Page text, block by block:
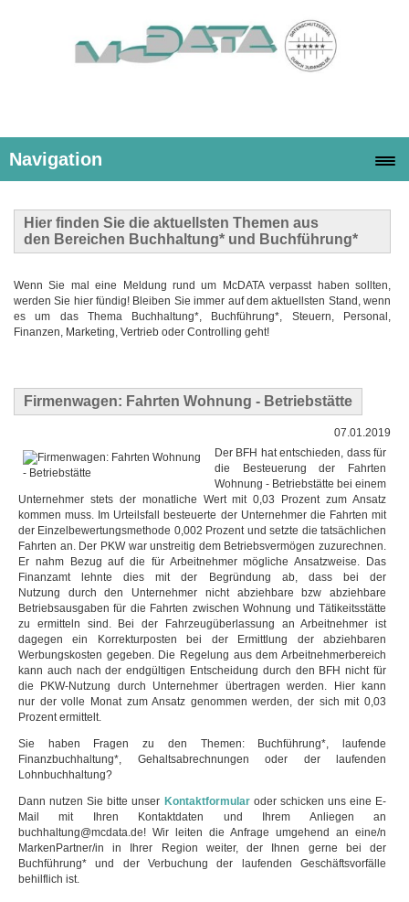
Navigation
Hier finden Sie die aktuellsten Themen aus
den Bereichen Buchhaltung* und Buchführung*
Wenn Sie mal eine Meldung rund um McDATA verpasst haben sollten,
werden Sie hier fündig! Bleiben Sie immer auf dem aktuellsten Stand, wenn
es um das Thema Buchhaltung*, Buchführung*, Steuern, Personal,
Finanzen, Marketing, Vertrieb oder Controlling geht!
Firmenwagen: Fahrten Wohnung - Betriebstätte
07.01.2019
Der BFH hat entschieden, dass für
die Besteuerung der Fahrten
Wohnung - Betriebstätte bei einem
Unternehmer stets der monatliche Wert mit 0,03 Prozent zum Ansatz
kommen muss. Im Urteilsfall besteuerte der Unternehmer die Fahrten mit
der Einzelbewertungsmethode 0,002 Prozent und setzte die tatsächlichen
Fahrten an. Der PKW war unstreitig dem Betriebsvermögen zuzurechnen.
Er nahm Bezug auf die für Arbeitnehmer mögliche Ansatzweise. Das
Finanzamt lehnte dies mit der Begründung ab, dass bei der
Nutzung durch den Unternehmer nicht abziehbare bzw abziehbare
Betriebsausgaben für die Fahrten zwischen Wohnung und Tätikeitsstätte
zu ermitteln sind. Bei der Fahrzeugüberlassung an Arbeitnehmer ist
dagegen ein Korrekturposten bei der Ermittlung der abziehbaren
Werbungskosten gegeben. Die Regelung aus dem Arbeitnehmerbereich
kann auch nach der endgültigen Entscheidung durch den BFH nicht für
die PKW-Nutzung durch Unternehmer übertragen werden. Hier kann
nur der volle Monat zum Ansatz genommen werden, der sich mit 0,03
Prozent ermittelt.
Sie haben Fragen zu den Themen: Buchführung*, laufende
Finanzbuchhaltung*, Gehaltsabrechnungen oder der laufenden
Lohnbuchhaltung?
Dann nutzen Sie bitte unser Kontaktformularoder schicken uns eine E-
Mail mit Ihren Kontaktdaten und Ihrem Anliegen an
buchhaltung@mcdata.de! Wir leiten die Anfrage umgehend an eine/n
MarkenPartner/in in Ihrer Region weiter, der Ihnen gerne bei der
Buchführung* und der Verbuchung der laufenden Geschäftsvorfälle
behilflich ist.